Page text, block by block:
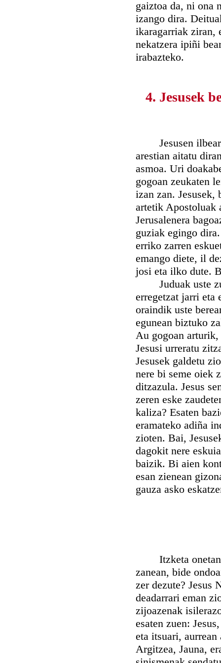
gaiztoa da, ni ona
izango dira.
ikaragarriak ziran,
nekatzera ipiñi
irabazteko.
4. Jesusek
Jesusen
arestian aitatu
asmoa. Uri
gogoan zeukaten
izan zan.
artetik Apostoluak
Jerusalenera
guziak egingo
erriko zarren
emango diete, il
josi eta ilko dute.
Juduak uste
erregetzat jarri eta
oraindik uste
egunean biztuko
Au gogoan arturik,
Jesusi urreratu
Jesusek galdetu
nere bi seme oiek
ditzazula. Jesus
zeren eske
kaliza? Esaten
eramateko adiña
zioten. Bai,
dagokit nere
baizik. Bi aien
esan zienean
gauza asko
Itzketa onetan
zanean, bide
zer dezute? Jesus
deadarrari eman
zijoazenak
esaten zuen:
eta itsuari,
Argitzea, Jauna,